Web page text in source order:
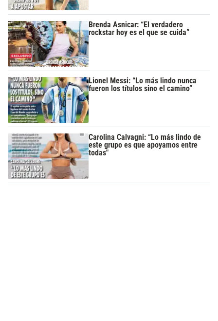
Brenda Asnicar: “El verdadero
rockstar hoy es el que se cuida”
Lionel Messi: “Lo más lindo nunca
fueron los títulos sino el camino”
Carolina Calvagni: “Lo más lindo de
este grupo es que apoyamos entre
todas"